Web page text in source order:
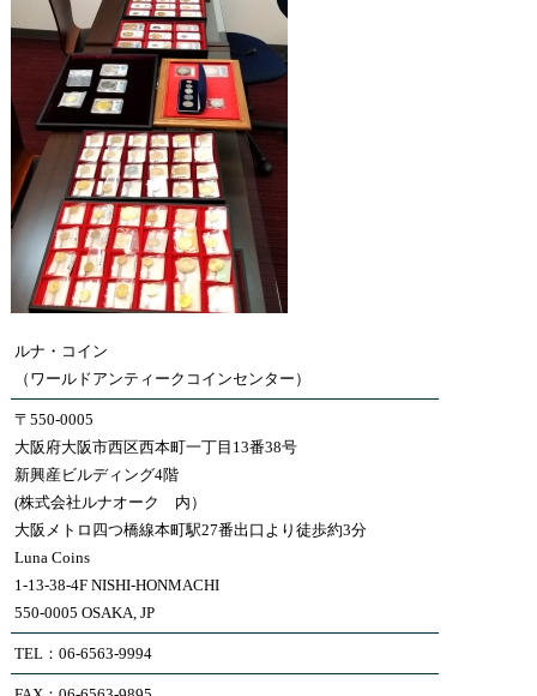
ルナ・コイン
（ワールドアンティークコインセンター）
〒550-0005
大阪府大阪市西区西本町一丁目13番38号
新興産ビルディング4階
(株式会社ルナオーク 内）
大阪メトロ四つ橋線本町駅27番出口より徒歩約3分
Luna Coins
1-13-38-4F NISHI-HONMACHI
550-0005 OSAKA, JP
TEL：06-6563-9994